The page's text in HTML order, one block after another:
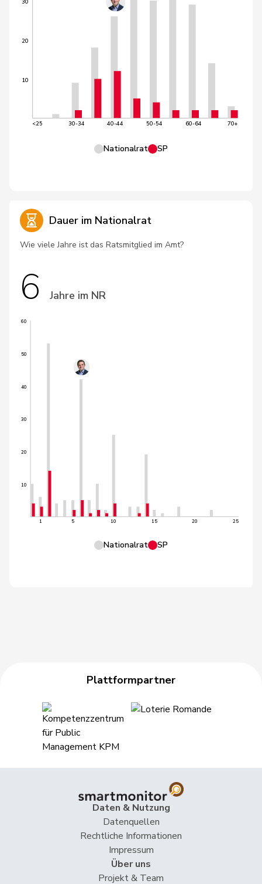
10
20
30
<25 30-34 40-44 50-54 60-64 70+
Nationalrat SP
Dauer im Nationalrat
Wie viele Jahre ist das Ratsmitglied im Amt?
6 Jahre im NR
10
20
30
40
50
60
1 5 10 15 20 25
Nationalrat SP
Plattformpartner
Daten & Nutzung
Datenquellen
Rechtliche Informationen
Impressum
Über uns
Projekt & Team